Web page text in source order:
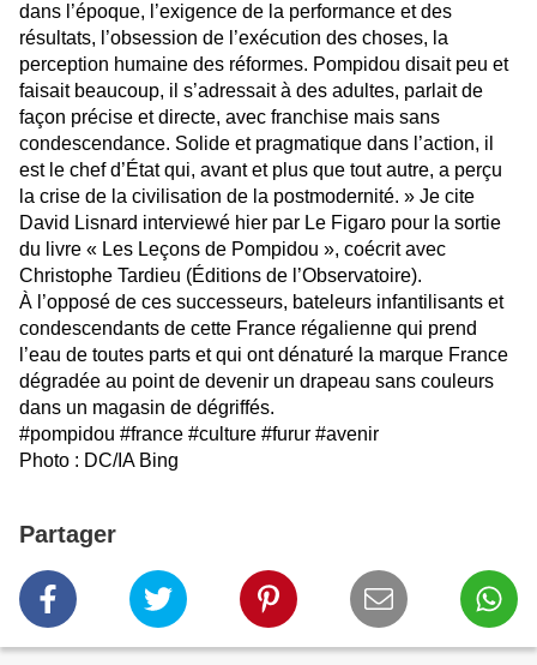
dans l’époque, l’exigence de la performance et des
résultats, l’obsession de l’exécution des choses, la
perception humaine des réformes. Pompidou disait peu et
faisait beaucoup, il s’adressait à des adultes, parlait de
façon précise et directe, avec franchise mais sans
condescendance. Solide et pragmatique dans l’action, il
est le chef d’État qui, avant et plus que tout autre, a perçu
la crise de la civilisation de la postmodernité. » Je cite
David Lisnard interviewé hier par Le Figaro pour la sortie
du livre « Les Leçons de Pompidou », coécrit avec
Christophe Tardieu (Éditions de l’Observatoire).
À l’opposé de ces successeurs, bateleurs infantilisants et
condescendants de cette France régalienne qui prend
l’eau de toutes parts et qui ont dénaturé la marque France
dégradée au point de devenir un drapeau sans couleurs
dans un magasin de dégriffés.
#pompidou #france #culture #furur #avenir
Photo : DC/IA Bing
Partager